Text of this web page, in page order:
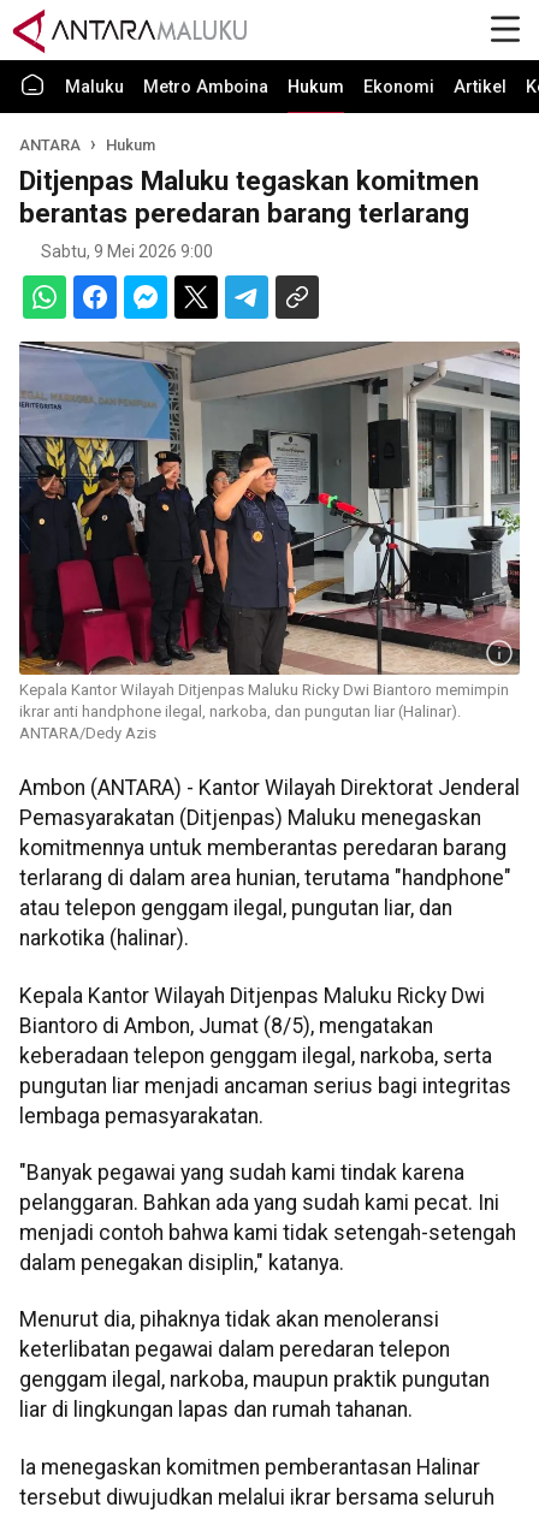
Maluku Metro Amboina Hukum Ekonomi Artikel
ANTARA Hukum
Ditjenpas Maluku tegaskan komitmen
berantas peredaran barang terlarang
Sabtu, 9 Mei 2026 9:00
Kepala Kantor Wilayah Ditjenpas Maluku Ricky Dwi Biantoro memimpin
ikrar anti handphone ilegal, narkoba, dan pungutan liar (Halinar).
ANTARA/Dedy Azis
Ambon (ANTARA) - Kantor Wilayah Direktorat Jenderal
Pemasyarakatan (Ditjenpas) Maluku menegaskan
komitmennya untuk memberantas peredaran barang
terlarang di dalam area hunian, terutama "handphone"
atau telepon genggam ilegal, pungutan liar, dan
narkotika (halinar).
Kepala Kantor Wilayah Ditjenpas Maluku Ricky Dwi
Biantoro di Ambon, Jumat (8/5), mengatakan
keberadaan telepon genggam ilegal, narkoba, serta
pungutan liar menjadi ancaman serius bagi integritas
lembaga pemasyarakatan.
"Banyak pegawai yang sudah kami tindak karena
pelanggaran. Bahkan ada yang sudah kami pecat. Ini
menjadi contoh bahwa kami tidak setengah-setengah
dalam penegakan disiplin," katanya.
Menurut dia, pihaknya tidak akan menoleransi
keterlibatan pegawai dalam peredaran telepon
genggam ilegal, narkoba, maupun praktik pungutan
liar di lingkungan lapas dan rumah tahanan.
Ia menegaskan komitmen pemberantasan Halinar
tersebut diwujudkan melalui ikrar bersama seluruh